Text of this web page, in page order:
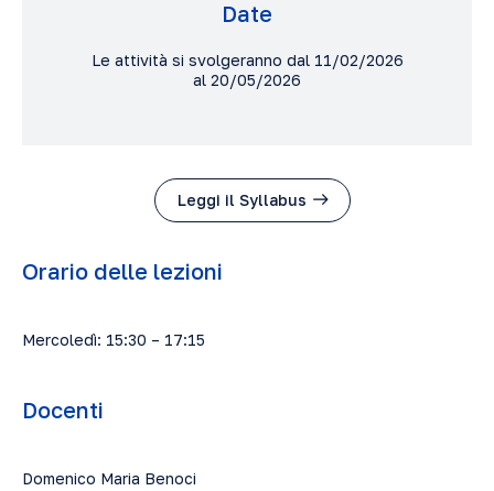
Date
Le attività si svolgeranno dal 11/02/2026
al 20/05/2026
Leggi il Syllabus
Orario delle lezioni
Mercoledì: 15:30 – 17:15
Docenti
Domenico Maria Benoci